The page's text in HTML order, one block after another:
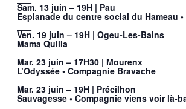
Sam. 13 juin – 19H | Pau
Esplanade du centre social du Hameau
___
Ven. 19 juin – 19H | Ogeu-Les-Bains
Mama Quilla
Mar. 23 juin – 17H30 | Mourenx
L’Odyssée • Compagnie Bravache
Mar. 23 juin – 19H | Précilhon
Sauvagesse • Compagnie viens voir là-